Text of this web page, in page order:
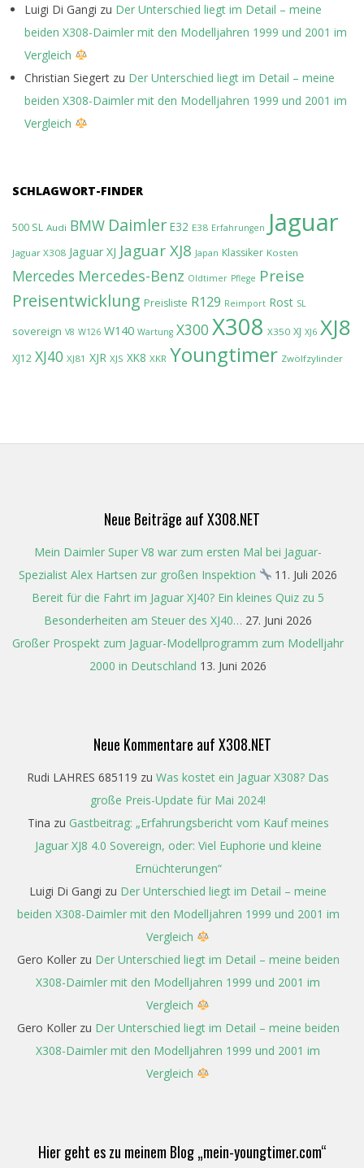
Luigi Di Gangi zu Der Unterschied liegt im Detail – meine
beiden X308-Daimler mit den Modelljahren 1999 und 2001 im
Vergleich
Christian Siegert zu Der Unterschied liegt im Detail – meine
beiden X308-Daimler mit den Modelljahren 1999 und 2001 im
Vergleich
SCHLAGWORT-FINDER
500 SL Audi BMW Daimler E32 E38 Erfahrungen Jaguar
Jaguar X308 Jaguar XJ Jaguar XJ8 Japan Klassiker Kosten
Mercedes Mercedes-Benz Oldtimer Pflege Preise
Preisentwicklung Preisliste R129 Reimport Rost SL
sovereign V8 W126 W140 Wartung X300 X308 X350 XJ XJ6 XJ8
XJ12 XJ40 XJ81 XJR XJS XK8 XKR Youngtimer Zwölfzylinder
Neue Beiträge auf X308.NET
Mein Daimler Super V8 war zum ersten Mal bei Jaguar-
Spezialist Alex Hartsen zur großen Inspektion
11. Juli 2026
Bereit für die Fahrt im Jaguar XJ40? Ein kleines Quiz zu 5
Besonderheiten am Steuer des XJ40… 27. Juni 2026
Großer Prospekt zum Jaguar-Modellprogramm zum Modelljahr
2000 in Deutschland 13. Juni 2026
Neue Kommentare auf X308.NET
Rudi LAHRES 685119 zu Was kostet ein Jaguar X308? Das
große Preis-Update für Mai 2024!
Tina zu Gastbeitrag: „Erfahrungsbericht vom Kauf meines
Jaguar XJ8 4.0 Sovereign, oder: Viel Euphorie und kleine
Ernüchterungen“
Luigi Di Gangi zu Der Unterschied liegt im Detail – meine
beiden X308-Daimler mit den Modelljahren 1999 und 2001 im
Vergleich
Gero Kollerzu Der Unterschied liegt im Detail – meine beiden
X308-Daimler mit den Modelljahren 1999 und 2001 im
Vergleich
Gero Kollerzu Der Unterschied liegt im Detail – meine beiden
X308-Daimler mit den Modelljahren 1999 und 2001 im
Vergleich
Hier geht es zu meinem Blog „mein-youngtimer.com“